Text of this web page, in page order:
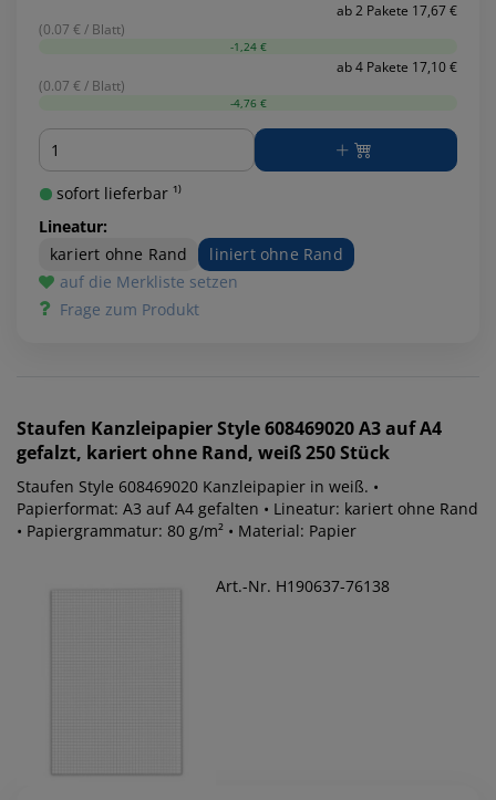
ab 2 Pakete 17,67 €
(0.07 € / Blatt)
-1,24 €
ab 4 Pakete 17,10 €
(0.07 € / Blatt)
-4,76 €
Menge
sofort lieferbar ¹⁾
Lineatur:
kariert ohne Rand
liniert ohne Rand
auf die Merkliste setzen
Frage zum Produkt
Staufen Kanzleipapier Style 608469020 A3 auf A4
gefalzt, kariert ohne Rand, weiß 250 Stück
Staufen Style 608469020 Kanzleipapier in weiß. •
Papierformat: A3 auf A4 gefalten • Lineatur: kariert ohne Rand
• Papiergrammatur: 80 g/m² • Material: Papier
Art.-Nr. H190637-76138